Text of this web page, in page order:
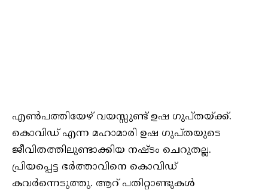
എണ്‍പത്തിയേഴ് വയസ്സുണ്ട് ഉഷ ഗുപ്തയ്ക്ക്.
കൊവിഡ് എന്ന മഹാമാരി ഉഷ ഗുപ്തയുടെ
ജീവിതത്തിലുണ്ടാക്കിയ നഷ്ടം ചെറുതല്ല.
പ്രിയപ്പെട്ട ഭര്‍ത്താവിനെ കൊവിഡ്
കവര്‍ന്നെടുത്തു. ആറ് പതിറ്റാണ്ടുകള്‍